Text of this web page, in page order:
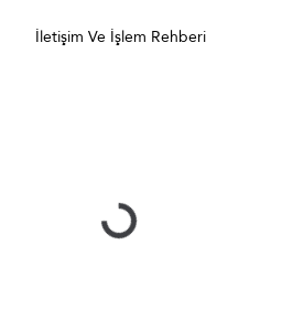
İletişim Ve İşlem Rehberi